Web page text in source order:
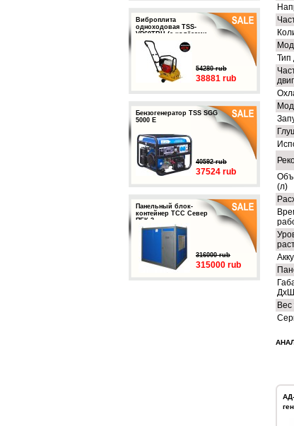
Виброплита
одноходовая TSS-
VP60TRH (с колёсами,
баком и ковриком)
54280 rub
38881 rub
Бензогенератор TSS SGG
5000 E
40592 rub
37524 rub
Панельный блок-
контейнер ТСС Север
ПБК-3
316000 rub
315000 rub
Тип
(л)
Вес